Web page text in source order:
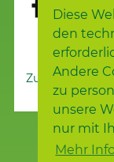
Diese
den
Andere
zu
unsere
nur mit
Mehr
Zur